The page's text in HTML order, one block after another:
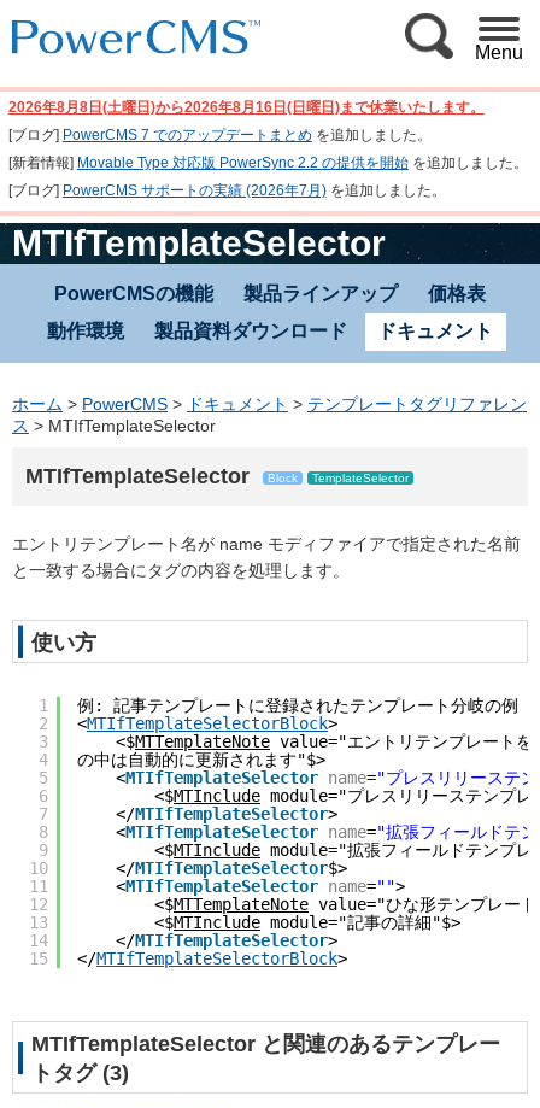
Menu
2026年8月8日(土曜日)から2026年8月16日(日曜日)まで休業いたします。
[ブログ] PowerCMS 7 でのアップデートまとめ を追加しました。
[新着情報] Movable Type 対応版 PowerSync 2.2 の提供を開始を追加しました。
[ブログ] PowerCMS サポートの実績 (2026年7月)を追加しました。
MTIfTemplateSelector
PowerCMSの機能 製品ラインアップ
価格表
動作環境
製品資料ダウンロード ドキュメント
ホーム > PowerCMS > ドキュメント > テンプレートタグリファレン
ス > MTIfTemplateSelector
MTIfTemplateSelector Block TemplateSelector
エントリテンプレート名が name モディファイアで指定された名前
と一致する場合にタグの内容を処理します。
使い方
1
2
3
4
5
6
7
8
9
10
11
12
13
14
15
例: 記事テンプレートに登録されたテンプレート分岐の例
<MTIfTemplateSelectorBlock>
<$MTTemplateNote value="エントリテンプレート
の中は自動的に更新されます"$>
<MTIfTemplateSelector name="プレスリリーステ
<$MTInclude module="プレスリリーステンプレ
</MTIfTemplateSelector>
<MTIfTemplateSelector name="拡張フィールドテ
<$MTInclude module="拡張フィールドテンプレ
</MTIfTemplateSelector$>
<MTIfTemplateSelector name="">
<$MTTemplateNote value="ひな形テンプレー
<$MTInclude module="記事の詳細"$>
</MTIfTemplateSelector>
</MTIfTemplateSelectorBlock>
MTIfTemplateSelector と関連のあるテンプレー
トタグ (3)